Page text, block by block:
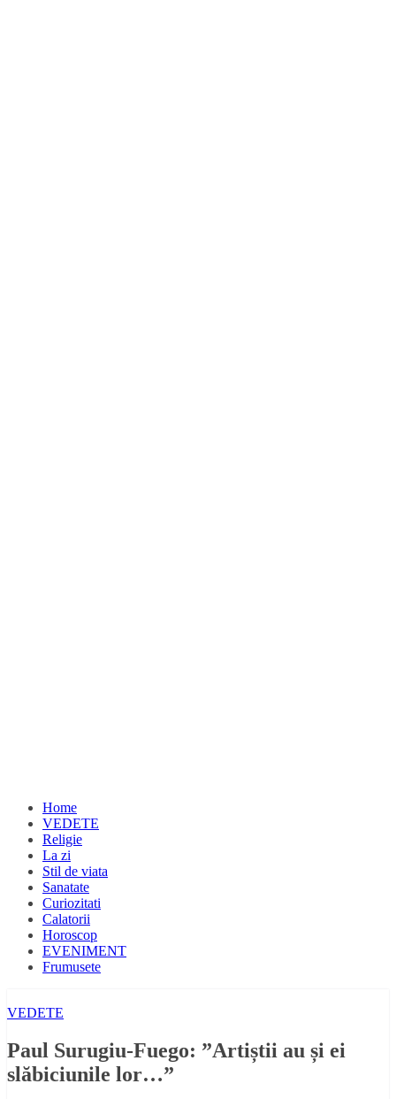
Home
VEDETE
Religie
La zi
Stil de viata
Sanatate
Curiozitati
Calatorii
Horoscop
EVENIMENT
Frumusete
VEDETE
Paul Surugiu-Fuego: ”Artiștii au și ei
slăbiciunile lor…”